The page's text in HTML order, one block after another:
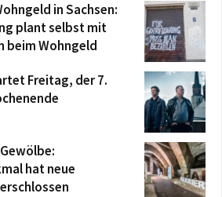
in Sachsen:
plant selbst mit
beim Wohngeld
Freitag, der 7.
hat neue